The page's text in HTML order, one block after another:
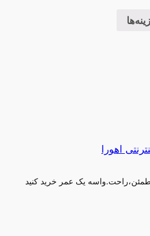
اهورا
یک عمر خرید کنید